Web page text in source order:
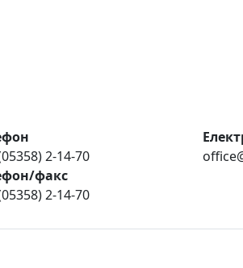
2-14-70
факс
2-14-70